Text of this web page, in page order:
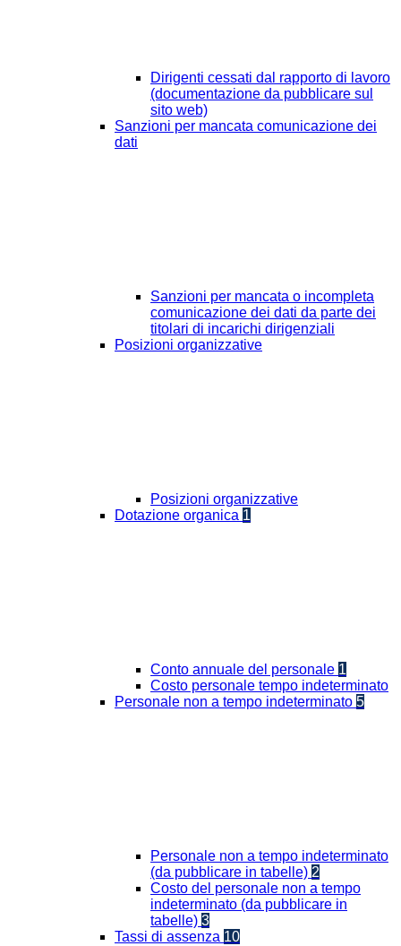
Dirigenti cessati dal rapporto di lavoro
(documentazione da pubblicare sul
sito web)
Sanzioni per mancata comunicazione dei
dati
Sanzioni per mancata o incompleta
comunicazione dei dati da parte dei
titolari di incarichi dirigenziali
Posizioni organizzative
Posizioni organizzative
Dotazione organica 1
Conto annuale del personale 1
Costo personale tempo indeterminato
Personale non a tempo indeterminato 5
Personale non a tempo indeterminato
(da pubblicare in tabelle) 2
Costo del personale non a tempo
indeterminato (da pubblicare in
tabelle) 3
Tassi di assenza 10